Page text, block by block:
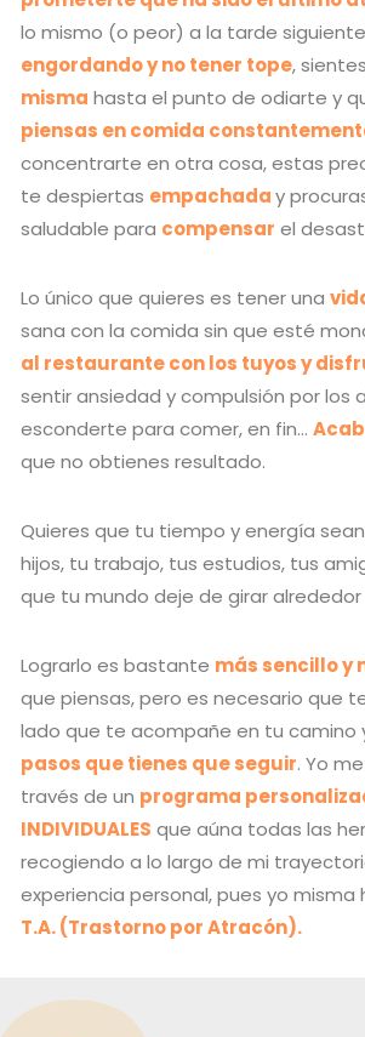
lo mismo (o peor) a la tarde
engordando y no tener tope,
misma hasta el punto de odiarte y
piensas en comida
concentrarte en otra cosa, estas
te despiertas empachaday
saludable para compensar el
Lo único que quieres es tener una
sana con la comida sin que esté
al restaurante con los tuyos y
sentir ansiedad y compulsión por los
esconderte para comer, en fin…
que no obtienes resultado.
Quieres que tu tiempo y energía
hijos, tu trabajo, tus estudios, tus
que tu mundo deje de girar
Lograrlo es bastante más sencillo y
que piensas, pero es necesario que
lado que te acompañe en tu camino
pasos que tienes que seguir. Yo
través de un programa
INDIVIDUALES que aúna todas las
recogiendo a lo largo de mi
experiencia personal, pues yo misma
T.A. (Trastorno por Atracón).